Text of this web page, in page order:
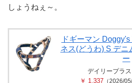
しょうねぇ～。
ドギーマン
ネス(どうわ) S デニ
ー
デイリープラ
￥ 1,337 （2026/